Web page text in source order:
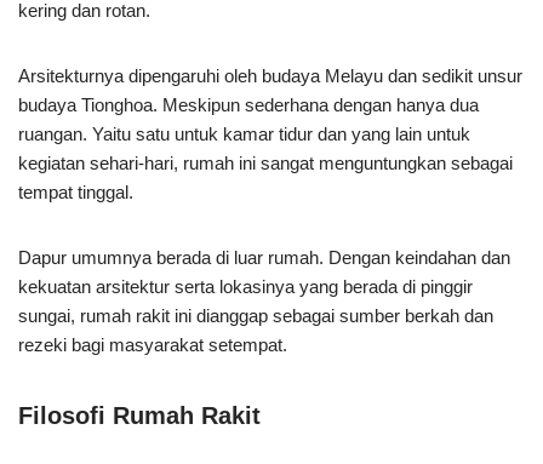
kering dan rotan.
Arsitekturnya dipengaruhi oleh budaya Melayu dan sedikit unsur
budaya Tionghoa. Meskipun sederhana dengan hanya dua
ruangan. Yaitu satu untuk kamar tidur dan yang lain untuk
kegiatan sehari-hari, rumah ini sangat menguntungkan sebagai
tempat tinggal.
Dapur umumnya berada di luar rumah. Dengan keindahan dan
kekuatan arsitektur serta lokasinya yang berada di pinggir
sungai, rumah rakit ini dianggap sebagai sumber berkah dan
rezeki bagi masyarakat setempat.
Filosofi Rumah Rakit